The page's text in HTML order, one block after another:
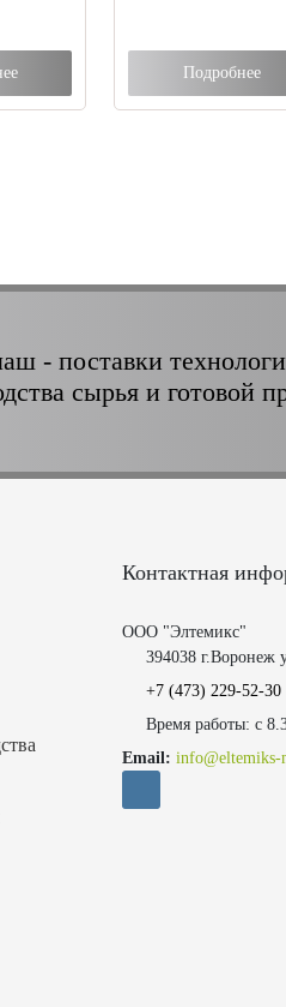
Подробнее
- поставки
сырья и готовой
Контактная
ООО "Элтемикс"
394038 г.Воронеж
+7 (473) 229-52-30
Время работы: с
Email: info@eltemiks-